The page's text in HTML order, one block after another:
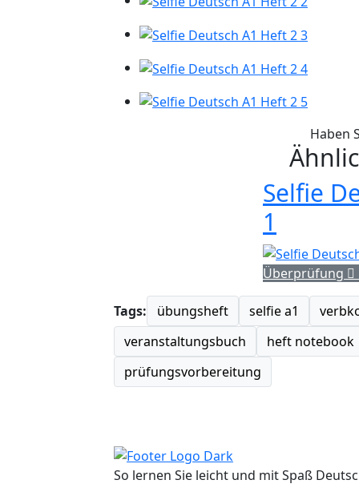
Haben
Selfie
1
Überprüfung
Tags: übungsheft selfie a1
veranstaltungsbuch
heft notebook
prüfungsvorbereitung
So lernen Sie leicht und mit Spaß